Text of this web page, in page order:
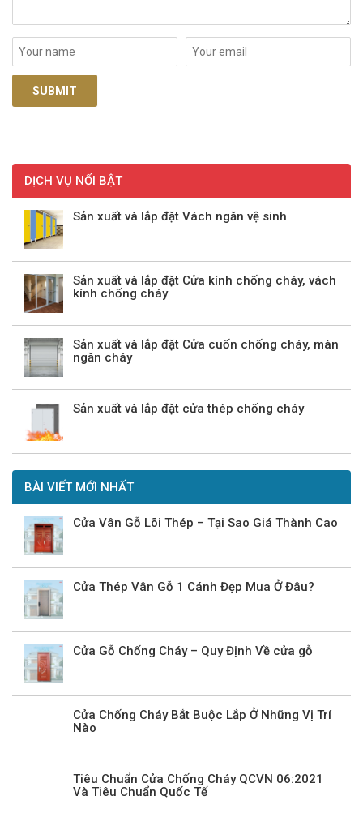
DỊCH VỤ NỔI BẬT
Sản xuất và lắp đặt Vách ngăn vệ sinh
Sản xuất và lắp đặt Cửa kính chống cháy, vách
kính chống cháy
Sản xuất và lắp đặt Cửa cuốn chống cháy, màn
ngăn cháy
Sản xuất và lắp đặt cửa thép chống cháy
BÀI VIẾT MỚI NHẤT
Cửa Vân Gỗ Lõi Thép – Tại Sao Giá Thành Cao
Cửa Thép Vân Gỗ 1 Cánh Đẹp Mua Ở Đâu?
Cửa Gỗ Chống Cháy – Quy Định Về cửa gỗ
Cửa Chống Cháy Bắt Buộc Lắp Ở Những Vị Trí
Nào
Tiêu Chuẩn Cửa Chống Cháy QCVN 06:2021
Và Tiêu Chuẩn Quốc Tế